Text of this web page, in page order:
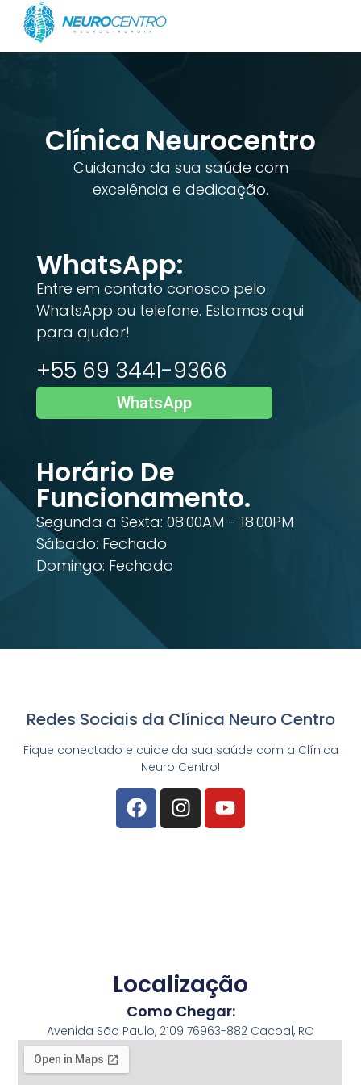
Clínica Neurocentro
Cuidando da sua saúde com
excelência e dedicação.
WhatsApp:
Entre em contato conosco pelo
WhatsApp ou telefone. Estamos aqui
para ajudar!
+55 69 3441-9366
WhatsApp
Horário De
Funcionamento.
Segunda a Sexta: 08:00AM - 18:00PM
Sábado: Fechado
Domingo: Fechado
Redes Sociais da Clínica Neuro Centro
Fique conectado e cuide da sua saúde com a Clínica
Neuro Centro!
Localização
Como Chegar:
Avenida São Paulo, 2109 76963-882 Cacoal, RO